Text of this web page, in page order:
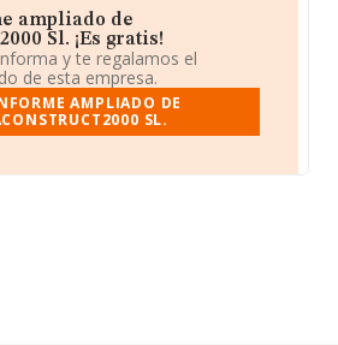
ampliado de
Sl. ¡Es gratis!
y te regalamos el
de esta empresa.
AMPLIADO DE
SL.